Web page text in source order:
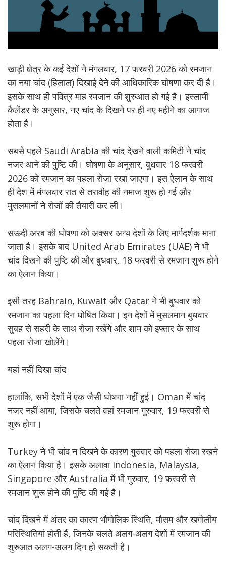
खाड़ी क्षेत्र के कई देशों ने मंगलवार, 17 फरवरी 2026 को रमजान
का नया चांद (हिलाल) दिखाई देने की आधिकारिक घोषणा कर दी है।
इसके साथ ही पवित्र माह रमजान की शुरुआत हो गई है। इस्लामी
कैलेंडर के अनुसार, नए चांद के दिखने पर ही नए महीने का आगाज
होता है।
सबसे पहले Saudi Arabia की चांद देखने वाली कमिटी ने चांद
नजर आने की पुष्टि की। घोषणा के अनुसार, बुधवार 18 फरवरी
2026 को रमजान का पहला रोजा रखा जाएगा। इस ऐलान के साथ
ही देश में मंगलवार रात से तरावीह की नमाज शुरू हो गई और
मुसलमानों ने रोजों की तैयारी कर ली।
सऊदी अरब की घोषणा को अक्सर अन्य देशों के लिए मार्गदर्शक माना
जाता है। इसके बाद United Arab Emirates (UAE) ने भी
चांद दिखने की पुष्टि की और बुधवार, 18 फरवरी से रमजान शुरू होने
का ऐलान किया।
इसी तरह Bahrain, Kuwait और Qatar ने भी बुधवार को
रमजान का पहला दिन घोषित किया। इन देशों में मुसलमान बुधवार
सुबह से सहरी के साथ रोजा रखेंगे और शाम को इफ्तार के साथ
पहला रोजा खोलेंगे।
यहां नहीं दिखा चांद
हालांकि, सभी देशों में एक जैसी घोषणा नहीं हुई। Oman में चांद
नजर नहीं आया, जिसके चलते वहां रमजान गुरुवार, 19 फरवरी से
शुरू होगा।
Turkey ने भी चांद न दिखने के कारण गुरुवार को पहला रोजा रखने
का ऐलान किया है। इसके अलावा Indonesia, Malaysia,
Singapore और Australia में भी गुरुवार, 19 फरवरी से
रमजान शुरू होने की पुष्टि की गई है।
चांद दिखने में अंतर का कारण भौगोलिक स्थिति, मौसम और खगोलीय
परिस्थितियां होती हैं, जिनके चलते अलग-अलग देशों में रमजान की
शुरुआत अलग-अलग दिन हो सकती है।